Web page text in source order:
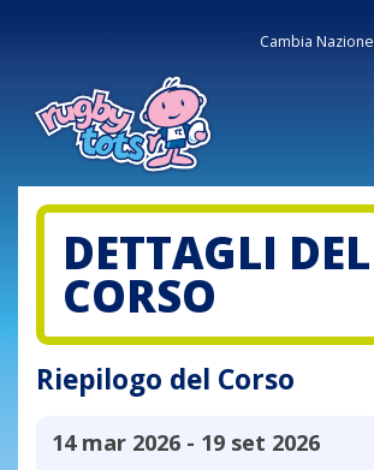
Cambia Nazione
DETTAGLI DEL
CORSO
Riepilogo del Corso
14 mar 2026 - 19 set 2026